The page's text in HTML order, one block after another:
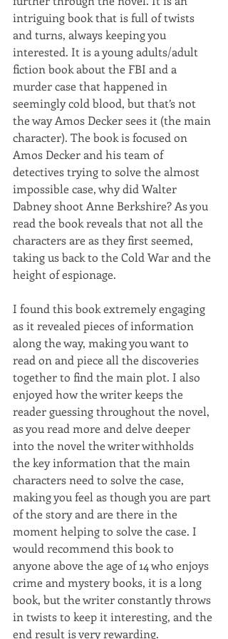
intriguing book that is full of twists
and turns, always keeping you
interested. It is a young adults/adult
fiction book about the FBI and a
murder case that happened in
seemingly cold blood, but that’s not
the way Amos Decker sees it (the main
character). The book is focused on
Amos Decker and his team of
detectives trying to solve the almost
impossible case, why did Walter
Dabney shoot Anne Berkshire? As you
read the book reveals that not all the
characters are as they first seemed,
taking us back to the Cold War and the
height of espionage.
I found this book extremely engaging
as it revealed pieces of information
along the way, making you want to
read on and piece all the discoveries
together to find the main plot. I also
enjoyed how the writer keeps the
reader guessing throughout the novel,
as you read more and delve deeper
into the novel the writer withholds
the key information that the main
characters need to solve the case,
making you feel as though you are part
of the story and are there in the
moment helping to solve the case. I
would recommend this book to
anyone above the age of 14 who enjoys
crime and mystery books, it is a long
book, but the writer constantly throws
in twists to keep it interesting, and the
end result is very rewarding.